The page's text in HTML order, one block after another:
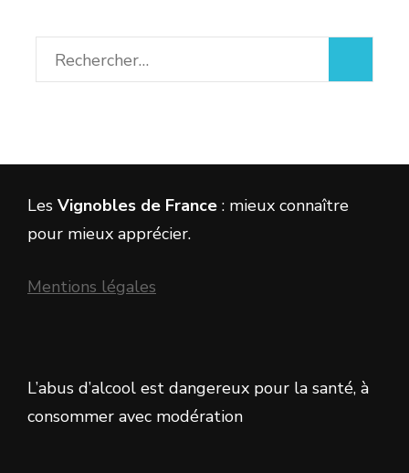
Rechercher :
Les Vignobles de France : mieux connaître
pour mieux apprécier.
Mentions légales
L’abus d’alcool est dangereux pour la santé, à
consommer avec modération